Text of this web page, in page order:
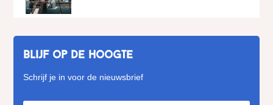
Blijf op de hoogte
Schrijf je in voor de nieuwsbrief